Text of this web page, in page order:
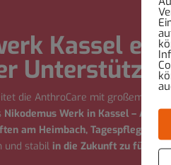
Kassel
die AnthroCare mit großem
Nikodemus Werk in Kassel –
am Heimbach, Tagespflege in
und stabil in die Zukunft zu führen.